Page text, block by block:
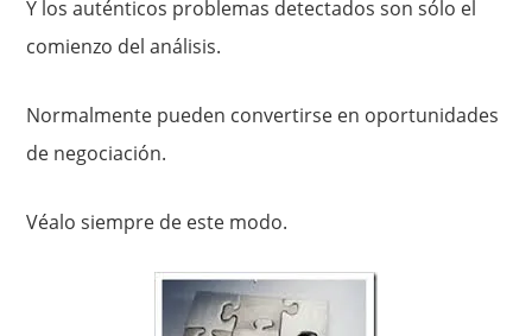
Y los auténticos problemas detectados son sólo el
comienzo del análisis.
Normalmente pueden convertirse en oportunidades
de negociación.
Véalo siempre de este modo.